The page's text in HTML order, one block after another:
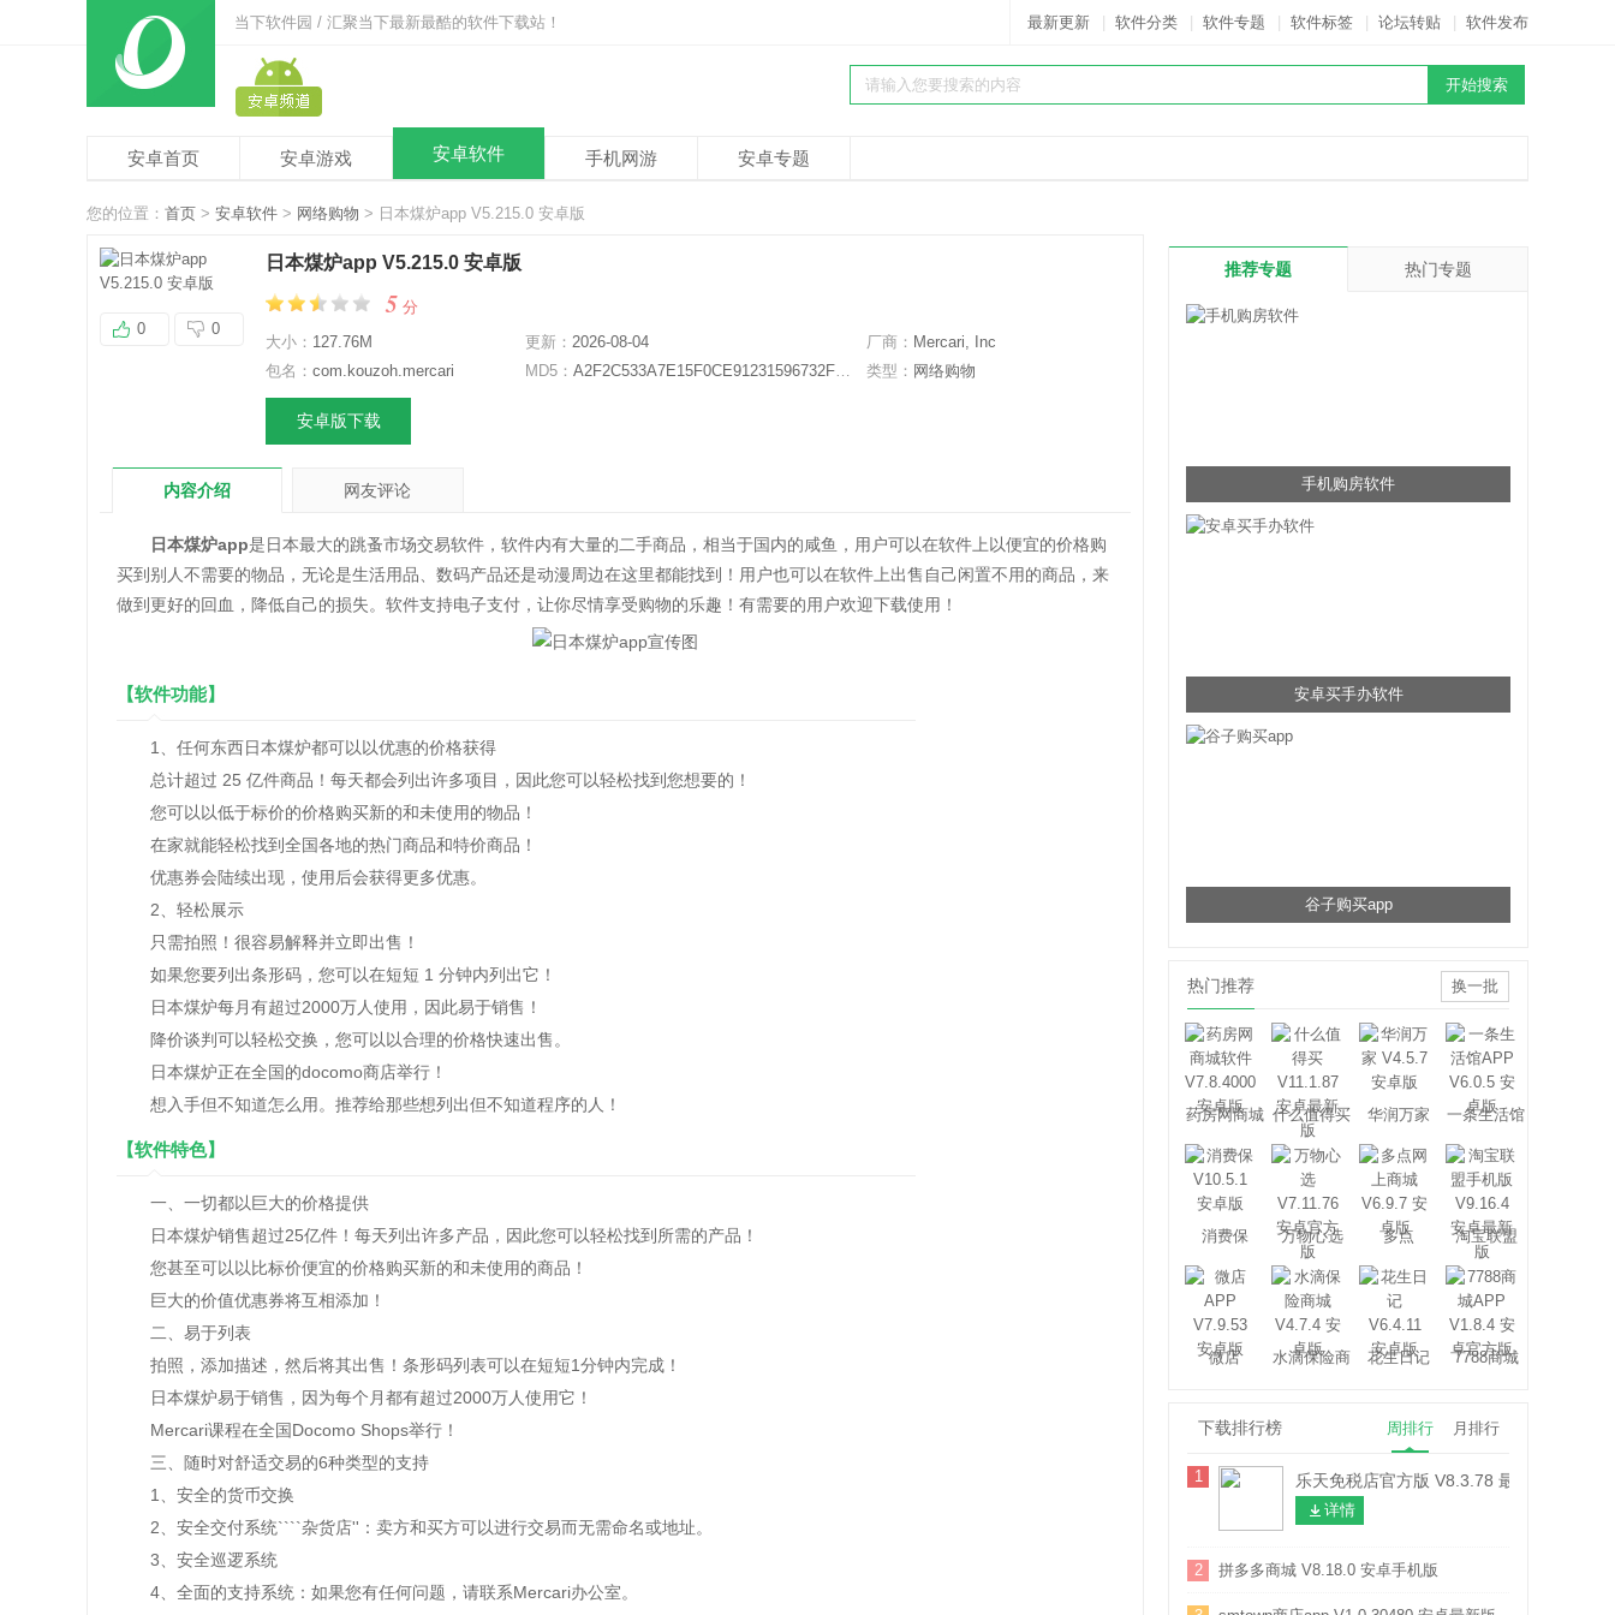
当下软件园 / 汇聚当下最新最酷的软件下载站！ 最新更新 软件分类 软件专题 软件标签 论坛转贴 软件发布
安卓首页 安卓游戏 安卓软件 手机网游 安卓专题
您的位置： 首页 > 安卓软件 > 网络购物 > 日本煤炉app V5.215.0 安卓版
0 0
日本煤炉app V5.215.0 安卓版
5 分
大小： 127.76M 更新： 2026-08-04 厂商： Mercari, Inc
包名： com.kouzoh.mercari MD5： A2F2C533A7E15F0CE91231596732F545 类型： 网络购物
安卓版下载
内容介绍 网友评论
日本煤炉app是日本最大的跳蚤市场交易软件，软件内有大量的二手商品，相当于国内的咸鱼，用户可以在软件上以便宜的价格购
买到别人不需要的物品，无论是生活用品、数码产品还是动漫周边在这里都能找到！用户也可以在软件上出售自己闲置不用的商品，来
做到更好的回血，降低自己的损失。软件支持电子支付，让你尽情享受购物的乐趣！有需要的用户欢迎下载使用！
【软件功能】
1、任何东西日本煤炉都可以以优惠的价格获得
总计超过 25 亿件商品！每天都会列出许多项目，因此您可以轻松找到您想要的！
您可以以低于标价的价格购买新的和未使用的物品！
在家就能轻松找到全国各地的热门商品和特价商品！
优惠券会陆续出现，使用后会获得更多优惠。
2、轻松展示
只需拍照！很容易解释并立即出售！
如果您要列出条形码，您可以在短短 1 分钟内列出它！
日本煤炉每月有超过2000万人使用，因此易于销售！
降价谈判可以轻松交换，您可以以合理的价格快速出售。
日本煤炉正在全国的docomo商店举行！
想入手但不知道怎么用。推荐给那些想列出但不知道程序的人！
【软件特色】
一、一切都以巨大的价格提供
日本煤炉销售超过25亿件！每天列出许多产品，因此您可以轻松找到所需的产品！
您甚至可以以比标价便宜的价格购买新的和未使用的商品！
巨大的价值优惠券将互相添加！
二、易于列表
拍照，添加描述，然后将其出售！条形码列表可以在短短1分钟内完成！
日本煤炉易于销售，因为每个月都有超过2000万人使用它！
Mercari课程在全国Docomo Shops举行！
三、随时对舒适交易的6种类型的支持
1、安全的货币交换
2、安全交付系统````杂货店''：卖方和买方可以进行交易而无需命名或地址。
3、安全巡逻系统
4、全面的支持系统：如果您有任何问题，请联系Mercari办公室。
推荐专题 热门专题
手机购房软件
安卓买手办软件
谷子购买app
热门推荐 换一批
药房网商城 什么值得买 华润万家 一条生活馆
消费保 万物心选 多点 淘宝联盟
微店
水滴保险商
花生日记 7788商城
下载排行榜 周排行 月排行
1 乐天免税店官方版 V8.3.78 最新安卓版
详情
2 拼多多商城 V8.18.0 安卓手机版